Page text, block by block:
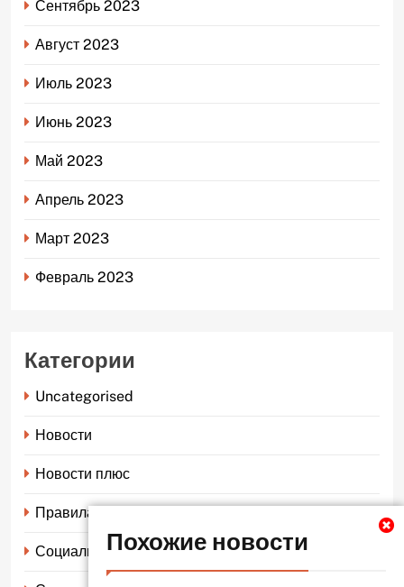
Похожие новости
Сентябрь 2023
Август 2023
Июль 2023
Июнь 2023
Май 2023
Апрель 2023
Март 2023
Февраль 2023
Категории
Uncategorised
Новости
Новости плюс
Правила страхования
Социальное страхование